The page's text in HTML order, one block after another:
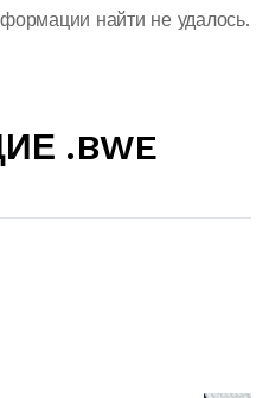
найти не удалось.
.BWE